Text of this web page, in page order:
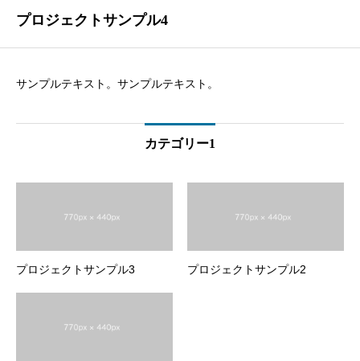
プロジェクトサンプル4
サンプルテキスト。サンプルテキスト。
カテゴリー1
プロジェクトサンプル3 プロジェクトサンプル2